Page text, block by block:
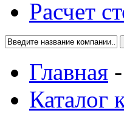
Расчет
Главная -
Каталог